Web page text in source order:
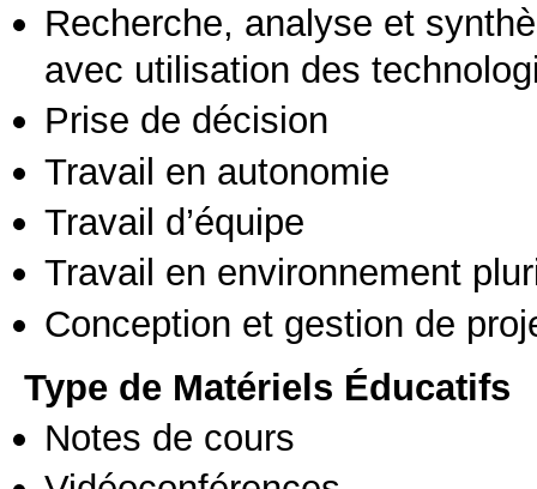
Recherche, analyse et
avec utilisation des
Prise de décision
Travail en autonomie
Travail d’équipe
Travail en environnement
Conception et gestion de
Type de Matériels Éducatifs
Notes de cours